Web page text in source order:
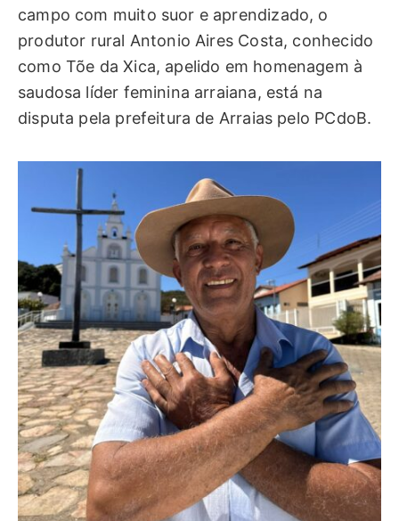
campo com muito suor e aprendizado, o
produtor rural Antonio Aires Costa, conhecido
como Tõe da Xica, apelido em homenagem à
saudosa líder feminina arraiana, está na
disputa pela prefeitura de Arraias pelo PCdoB.